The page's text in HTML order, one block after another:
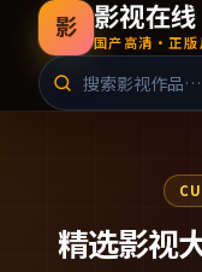
影 影视在线
国产高清·正版
精选影视